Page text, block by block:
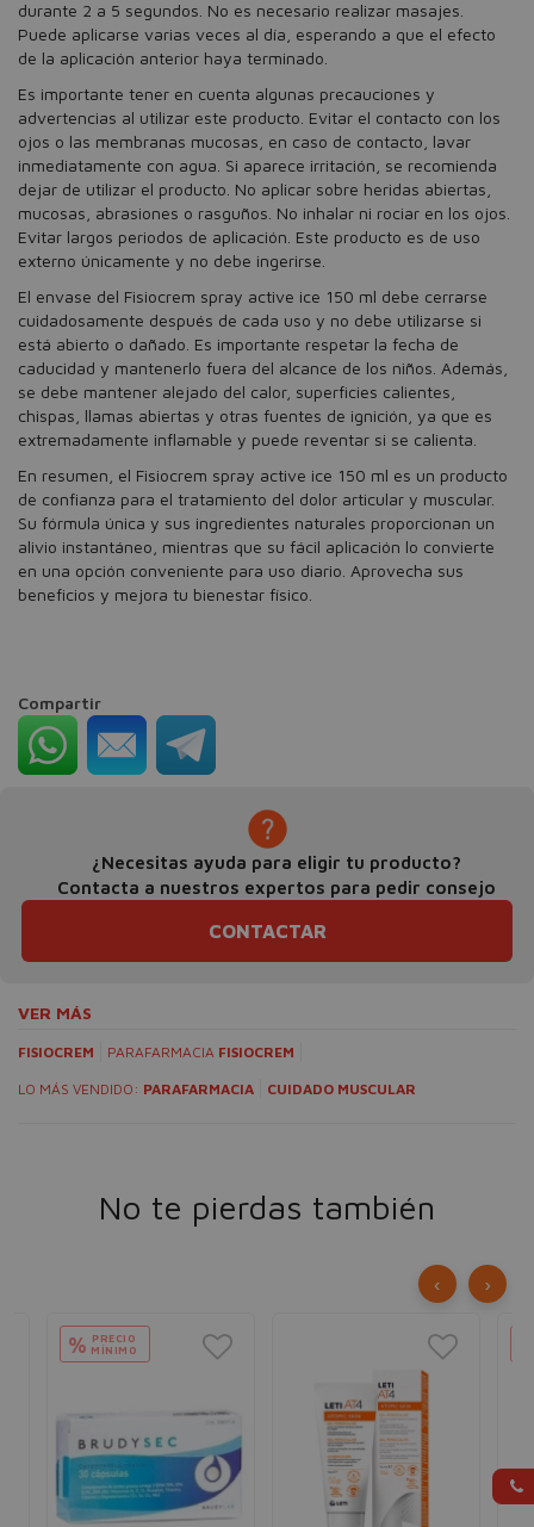
durante 2 a 5 segundos. No es necesario realizar masajes.
Puede aplicarse varias veces al día, esperando a que el efecto
de la aplicación anterior haya terminado.
Es importante tener en cuenta algunas precauciones y
advertencias al utilizar este producto. Evitar el contacto con los
ojos o las membranas mucosas, en caso de contacto, lavar
inmediatamente con agua. Si aparece irritación, se recomienda
dejar de utilizar el producto. No aplicar sobre heridas abiertas,
mucosas, abrasiones o rasguños. No inhalar ni rociar en los ojos.
Evitar largos periodos de aplicación. Este producto es de uso
externo únicamente y no debe ingerirse.
El envase del Fisiocrem spray active ice 150 ml debe cerrarse
cuidadosamente después de cada uso y no debe utilizarse si
está abierto o dañado. Es importante respetar la fecha de
caducidad y mantenerlo fuera del alcance de los niños. Además,
se debe mantener alejado del calor, superficies calientes,
chispas, llamas abiertas y otras fuentes de ignición, ya que es
extremadamente inflamable y puede reventar si se calienta.
En resumen, el Fisiocrem spray active ice 150 ml es un producto
de confianza para el tratamiento del dolor articular y muscular.
Su fórmula única y sus ingredientes naturales proporcionan un
alivio instantáneo, mientras que su fácil aplicación lo convierte
en una opción conveniente para uso diario. Aprovecha sus
beneficios y mejora tu bienestar físico.
Compartir
¿Necesitas ayuda para eligir tu producto?
Contacta a nuestros expertos para pedir consejo
CONTACTAR
VER MÁS
FISIOCREM PARAFARMACIA FISIOCREM
LO MÁS VENDIDO: PARAFARMACIA CUIDADO MUSCULAR
No te pierdas también
% PRECIO
MÍNIMO
‹ ›